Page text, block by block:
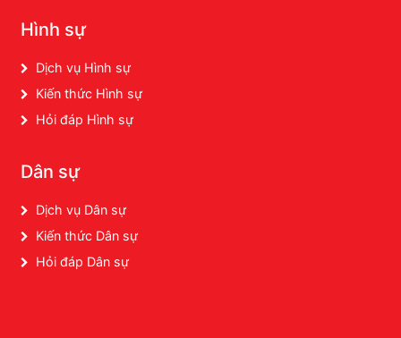
Hình sự
Dịch vụ Hình sự
Kiến thức Hình sự
Hỏi đáp Hình sự
Dân sự
Dịch vụ Dân sự
Kiến thức Dân sự
Hỏi đáp Dân sự